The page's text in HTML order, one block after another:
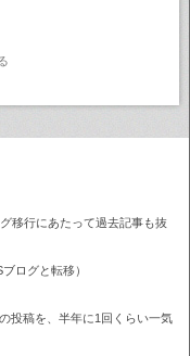
移行にあたって過去記事も抜
ログと転移）
投稿を、半年に1回くらい一気